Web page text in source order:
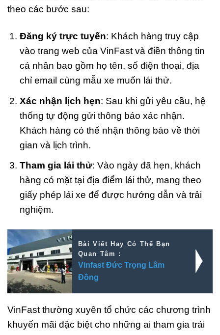
theo các bước sau:
Đăng ký trực tuyến: Khách hàng truy cập
vào trang web của VinFast và điền thông tin
cá nhân bao gồm họ tên, số điện thoại, địa
chỉ email cùng mẫu xe muốn lái thử.
Xác nhận lịch hẹn: Sau khi gửi yêu cầu, hệ
thống tự động gửi thông báo xác nhận.
Khách hàng có thể nhận thông báo về thời
gian và lịch trình.
Tham gia lái thử: Vào ngày đã hẹn, khách
hàng có mặt tại địa điểm lái thử, mang theo
giấy phép lái xe để được hướng dẫn và trải
nghiệm.
Bài Viết Hay Có Thể Bạn
Quan Tâm :
Vinfast Đức Trọng Lâm
Đồng
VinFast thường xuyên tổ chức các chương trình
khuyến mãi đặc biệt cho những ai tham gia trải